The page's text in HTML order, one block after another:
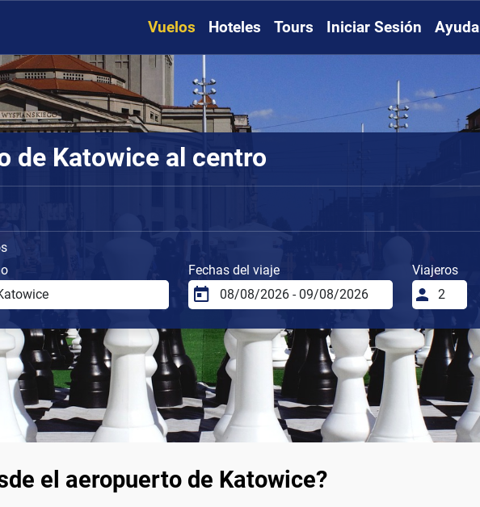
Vuelos Hoteles Tours Iniciar Sesión Ayuda
de Katowice al centro
Fechas del viaje
Viajeros
el aeropuerto de Katowice?